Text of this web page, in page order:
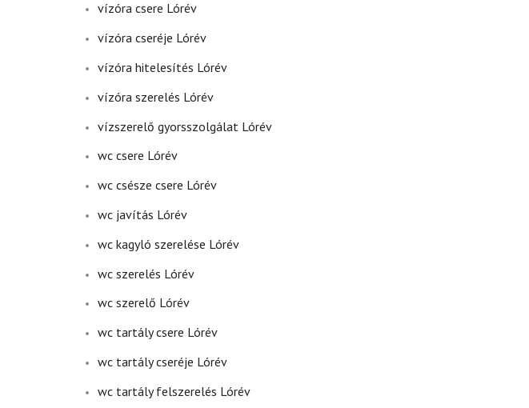
vízóra csere Lórév
vízóra cseréje Lórév
vízóra hitelesítés Lórév
vízóra szerelés Lórév
vízszerelő gyorsszolgálat Lórév
wc csere Lórév
wc csésze csere Lórév
wc javítás Lórév
wc kagyló szerelése Lórév
wc szerelés Lórév
wc szerelő Lórév
wc tartály csere Lórév
wc tartály cseréje Lórév
wc tartály felszerelés Lórév